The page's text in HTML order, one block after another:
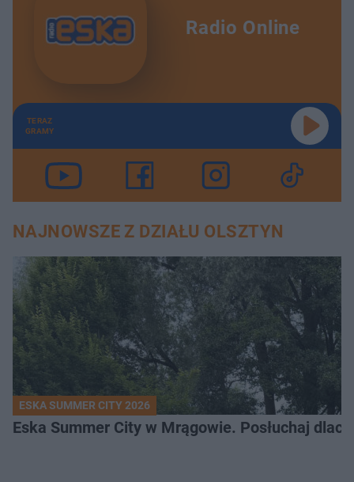
Radio Online
TERAZ
GRAMY
NAJNOWSZE Z DZIAŁU OLSZTYN
ESKA SUMMER CITY 2026
Eska Summer City w Mrągowie. Posłuchaj